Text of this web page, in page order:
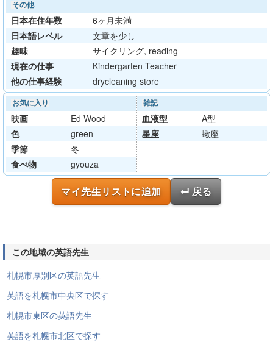
その他
日本在住年数
6ヶ月未満
日本語レベル
文章を少し
趣味
サイクリング, reading
現在の仕事
Kindergarten Teacher
他の仕事経験
drycleaning store
お気に入り
映画
Ed Wood
色
green
季節
冬
食べ物
gyouza
雑記
血液型
A型
星座
蠍座
マイ先生リストに追加 ↵ 戻る
この地域の英語先生
札幌市厚別区の英語先生
英語を札幌市中央区で探す
札幌市東区の英語先生
英語を札幌市北区で探す